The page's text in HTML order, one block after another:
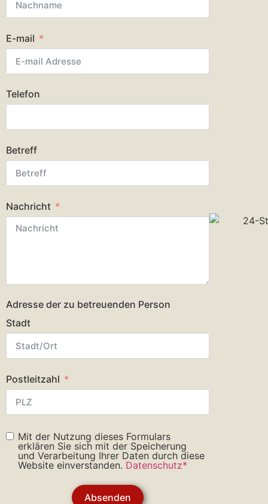
E-mail
Telefon
Betreff
Nachricht
Adresse der zu betreuenden Person
Stadt
Postleitzahl
Mit der Nutzung dieses Formulars
erklären Sie sich mit der Speicherung
und Verarbeitung Ihrer Daten durch diese
Website einverstanden. Datenschutz*
Absenden